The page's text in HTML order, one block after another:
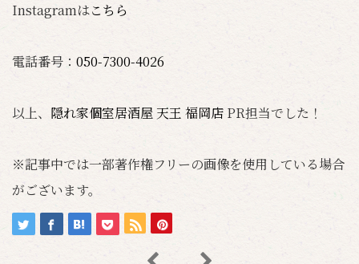
Instagramはこちら
電話番号： 050-7300-4026
以上、 隠れ家個室居酒屋 天王 福岡店 PR担当でした！
※記事中では一部著作権フリーの画像を使用している場合
がございます。